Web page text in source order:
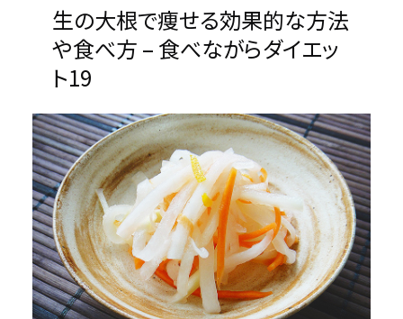
生の大根で痩せる効果的な方法
や食べ方 – 食べながらダイエッ
ト19